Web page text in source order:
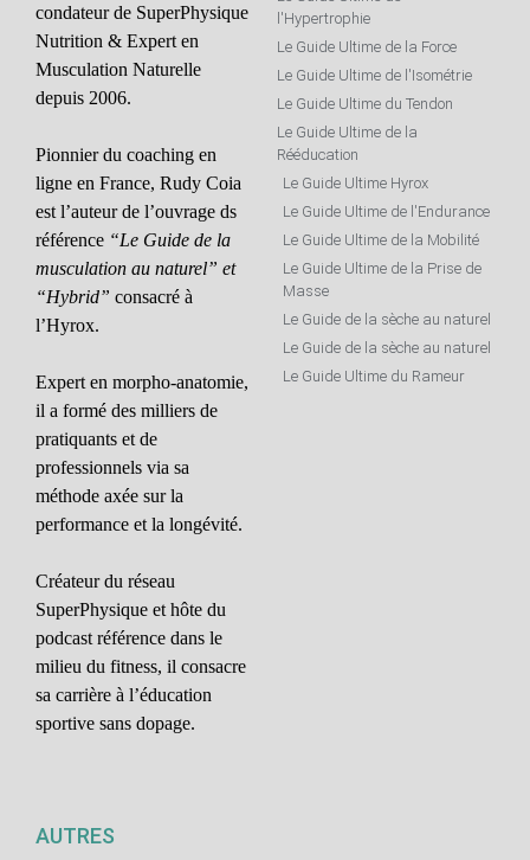
condateur de SuperPhysique
Nutrition & Expert en
Musculation Naturelle
depuis 2006.
Pionnier du coaching en
ligne en France, Rudy Coia
est l’auteur de l’ouvrage ds
référence “Le Guide de la
musculation au naturel” et
“Hybrid” consacré à
l’Hyrox.
Expert en morpho-anatomie,
il a formé des milliers de
pratiquants et de
professionnels via sa
méthode axée sur la
performance et la longévité.
Créateur du réseau
SuperPhysique et hôte du
podcast référence dans le
milieu du fitness, il consacre
sa carrière à l’éducation
sportive sans dopage.
l'Hypertrophie
Le Guide Ultime de la Force
Le Guide Ultime de l'Isométrie
Le Guide Ultime du Tendon
Le Guide Ultime de la
Rééducation
Le Guide Ultime Hyrox
Le Guide Ultime de l'Endurance
Le Guide Ultime de la Mobilité
Le Guide Ultime de la Prise de
Masse
Le Guide de la sèche au naturel
Le Guide de la sèche au naturel
Le Guide Ultime du Rameur
AUTRES